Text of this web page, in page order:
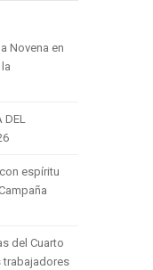
Novena en
DEL
espíritu
del Cuarto
trabajadores